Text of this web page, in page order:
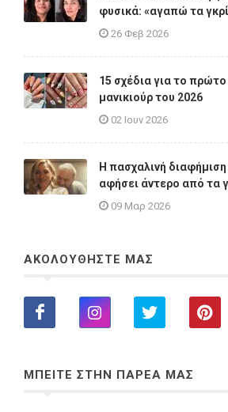
φυσικά: «αγαπώ τα
26 Φεβ 2026
15 σχέδια για το πρώτο
μανικιούρ του 2026
02 Ιουν 2026
Η πασχαλινή
αφήσει άντερο από τα
09 Μαρ 2026
ΑΚΟΛΟΥΘΗΣΤΕ ΜΑΣ
ΜΠΕΙΤΕ ΣΤΗΝ ΠΑΡΕΑ ΜΑΣ